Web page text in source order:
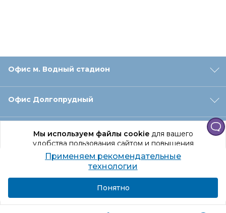
Мы используем файлы cookieдля вашего
удобства пользования сайтом и повышения
качества рекомендаций.
Продолжая использование сайта, вы даете
согласие на обработку персональных данных
Офис м. Водный стадион
Офис Долгопрудный
Офис Санкт‑Петербург
Оформление заказа
Применяем рекомендательные
технологии
Понятно